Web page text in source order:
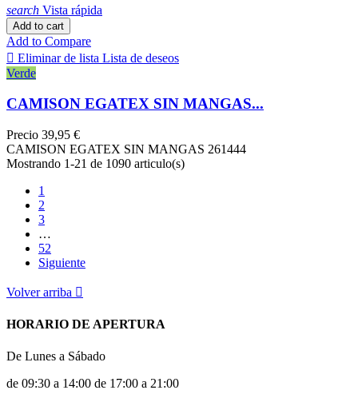
search Vista rápida
Add to cart
Add to Compare
 Eliminar de lista Lista de deseos
Verde
CAMISON EGATEX SIN MANGAS...
Precio 39,95 €
CAMISON EGATEX SIN MANGAS 261444
Mostrando 1-21 de 1090 articulo(s)
1
2
3
…
52
Siguiente
Volver arriba 
HORARIO DE APERTURA
De Lunes a Sábado
de 09:30 a 14:00 de 17:00 a 21:00